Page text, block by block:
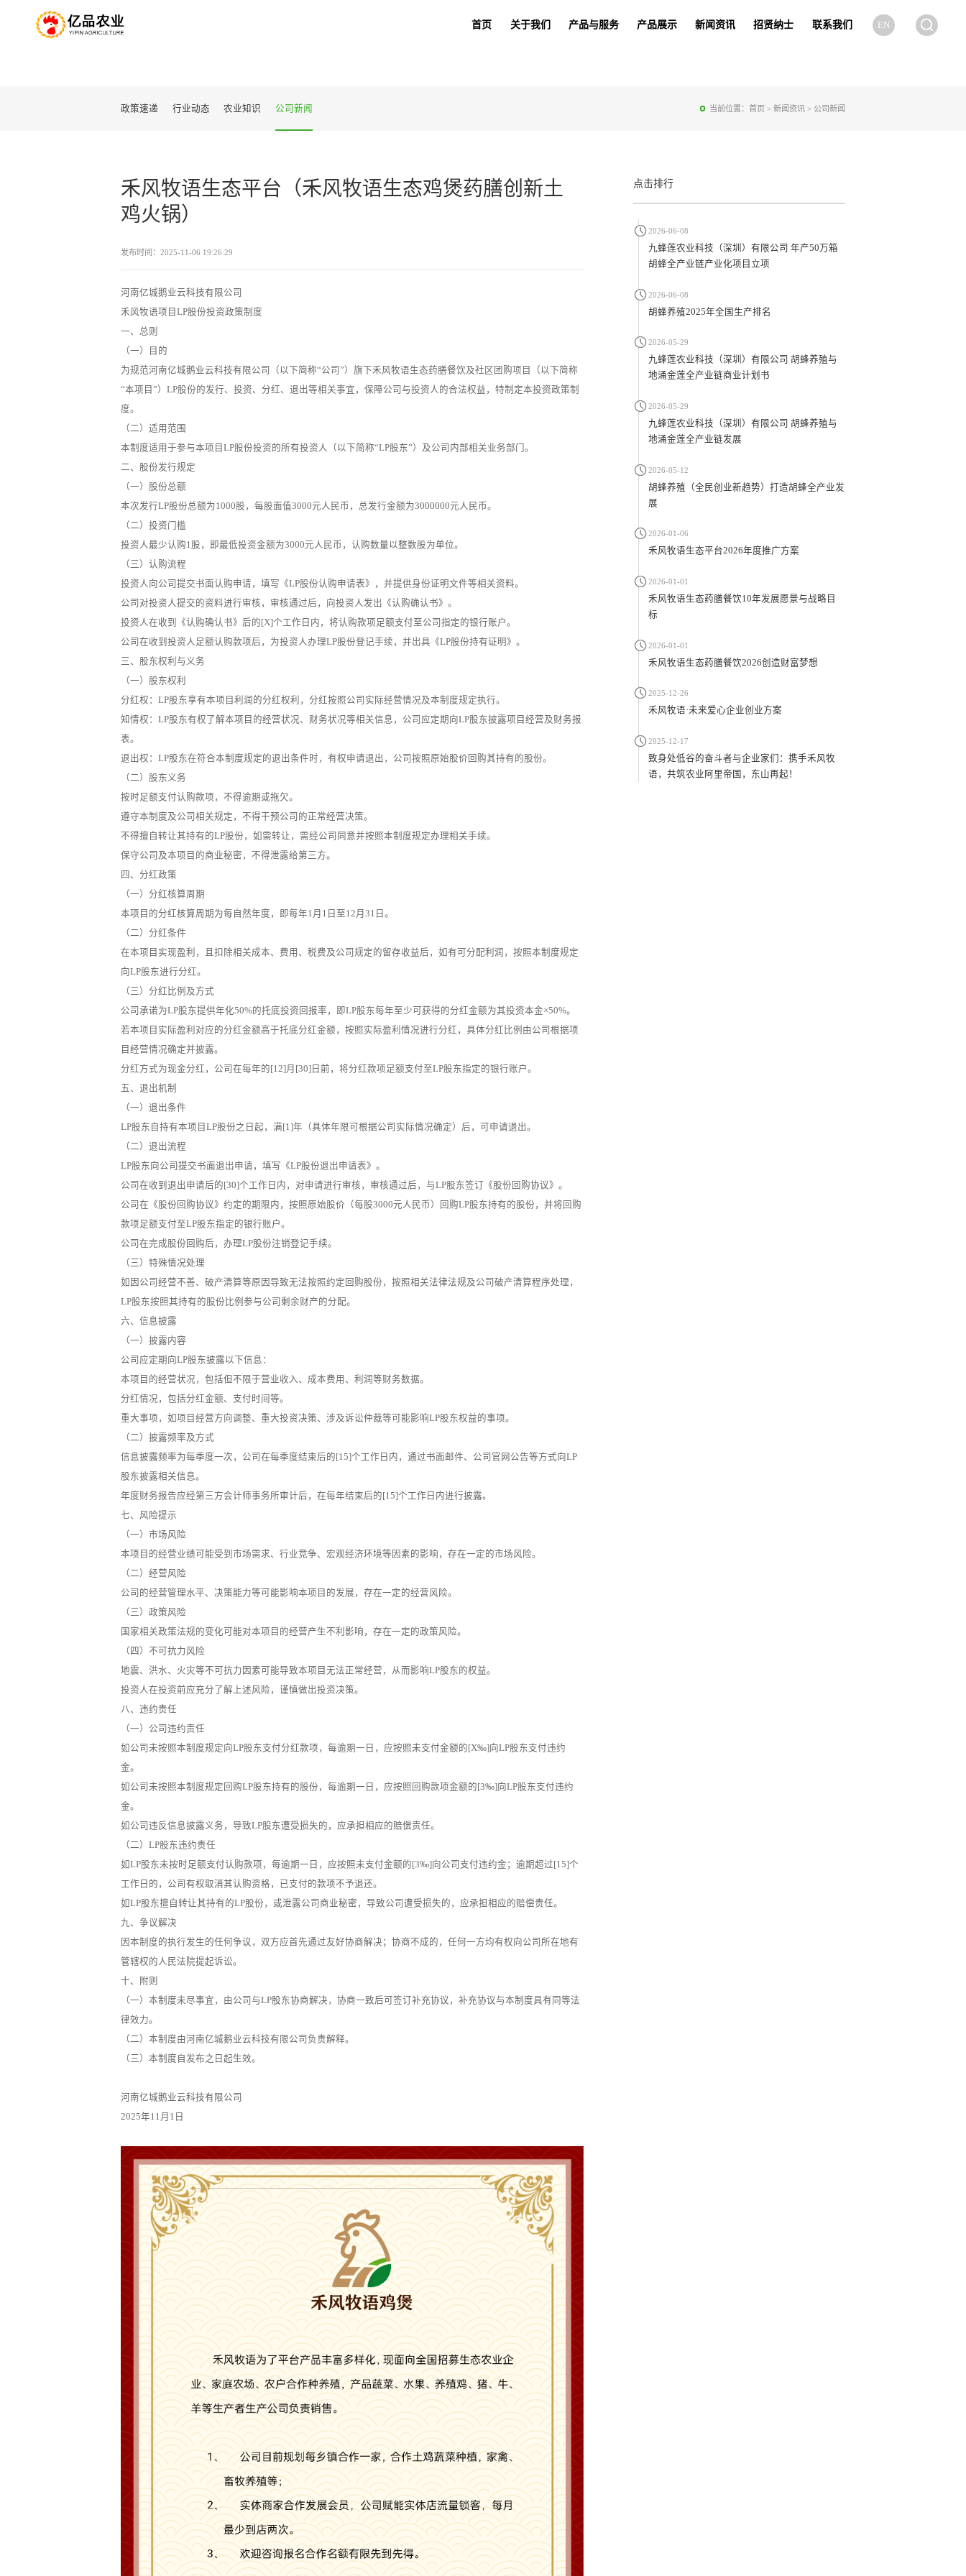
首页 关于我们 产品与服务 产品展示 新闻资讯 招贤纳士 联系我们 EN
政策速递 行业动态 农业知识 公司新闻 当前位置： 首页 > 新闻资讯 > 公司新闻
禾风牧语生态平台（禾风牧语生态鸡煲药膳创新土
鸡火锅）
发布时间：2025-11-06 19:26:29
河南亿城鹅业云科技有限公司
禾风牧语项目LP股份投资政策制度
一、总则
（一）目的
为规范河南亿城鹅业云科技有限公司（以下简称“公司”）旗下禾风牧语生态药膳餐饮及社区团购项目（以下简称
“本项目”）LP股份的发行、投资、分红、退出等相关事宜，保障公司与投资人的合法权益，特制定本投资政策制
度。
（二）适用范围
本制度适用于参与本项目LP股份投资的所有投资人（以下简称“LP股东”）及公司内部相关业务部门。
二、股份发行规定
（一）股份总额
本次发行LP股份总额为1000股，每股面值3000元人民币，总发行金额为3000000元人民币。
（二）投资门槛
投资人最少认购1股，即最低投资金额为3000元人民币，认购数量以整数股为单位。
（三）认购流程
投资人向公司提交书面认购申请，填写《LP股份认购申请表》，并提供身份证明文件等相关资料。
公司对投资人提交的资料进行审核，审核通过后，向投资人发出《认购确认书》。
投资人在收到《认购确认书》后的[X]个工作日内，将认购款项足额支付至公司指定的银行账户。
公司在收到投资人足额认购款项后，为投资人办理LP股份登记手续，并出具《LP股份持有证明》。
三、股东权利与义务
（一）股东权利
分红权：LP股东享有本项目利润的分红权利，分红按照公司实际经营情况及本制度规定执行。
知情权：LP股东有权了解本项目的经营状况、财务状况等相关信息，公司应定期向LP股东披露项目经营及财务报
表。
退出权：LP股东在符合本制度规定的退出条件时，有权申请退出，公司按照原始股价回购其持有的股份。
（二）股东义务
按时足额支付认购款项，不得逾期或拖欠。
遵守本制度及公司相关规定，不得干预公司的正常经营决策。
不得擅自转让其持有的LP股份，如需转让，需经公司同意并按照本制度规定办理相关手续。
保守公司及本项目的商业秘密，不得泄露给第三方。
四、分红政策
（一）分红核算周期
本项目的分红核算周期为每自然年度，即每年1月1日至12月31日。
（二）分红条件
在本项目实现盈利，且扣除相关成本、费用、税费及公司规定的留存收益后，如有可分配利润，按照本制度规定
向LP股东进行分红。
（三）分红比例及方式
公司承诺为LP股东提供年化50%的托底投资回报率，即LP股东每年至少可获得的分红金额为其投资本金×50%。
若本项目实际盈利对应的分红金额高于托底分红金额，按照实际盈利情况进行分红，具体分红比例由公司根据项
目经营情况确定并披露。
分红方式为现金分红，公司在每年的[12]月[30]日前，将分红款项足额支付至LP股东指定的银行账户。
五、退出机制
（一）退出条件
LP股东自持有本项目LP股份之日起，满[1]年（具体年限可根据公司实际情况确定）后，可申请退出。
（二）退出流程
LP股东向公司提交书面退出申请，填写《LP股份退出申请表》。
公司在收到退出申请后的[30]个工作日内，对申请进行审核，审核通过后，与LP股东签订《股份回购协议》。
公司在《股份回购协议》约定的期限内，按照原始股价（每股3000元人民币）回购LP股东持有的股份，并将回购
款项足额支付至LP股东指定的银行账户。
公司在完成股份回购后，办理LP股份注销登记手续。
（三）特殊情况处理
如因公司经营不善、破产清算等原因导致无法按照约定回购股份，按照相关法律法规及公司破产清算程序处理，
LP股东按照其持有的股份比例参与公司剩余财产的分配。
六、信息披露
（一）披露内容
公司应定期向LP股东披露以下信息：
本项目的经营状况，包括但不限于营业收入、成本费用、利润等财务数据。
分红情况，包括分红金额、支付时间等。
重大事项，如项目经营方向调整、重大投资决策、涉及诉讼仲裁等可能影响LP股东权益的事项。
（二）披露频率及方式
信息披露频率为每季度一次，公司在每季度结束后的[15]个工作日内，通过书面邮件、公司官网公告等方式向LP
股东披露相关信息。
年度财务报告应经第三方会计师事务所审计后，在每年结束后的[15]个工作日内进行披露。
七、风险提示
（一）市场风险
本项目的经营业绩可能受到市场需求、行业竞争、宏观经济环境等因素的影响，存在一定的市场风险。
（二）经营风险
公司的经营管理水平、决策能力等可能影响本项目的发展，存在一定的经营风险。
（三）政策风险
国家相关政策法规的变化可能对本项目的经营产生不利影响，存在一定的政策风险。
（四）不可抗力风险
地震、洪水、火灾等不可抗力因素可能导致本项目无法正常经营，从而影响LP股东的权益。
投资人在投资前应充分了解上述风险，谨慎做出投资决策。
八、违约责任
（一）公司违约责任
如公司未按照本制度规定向LP股东支付分红款项，每逾期一日，应按照未支付金额的[X‰]向LP股东支付违约
金。
如公司未按照本制度规定回购LP股东持有的股份，每逾期一日，应按照回购款项金额的[3‰]向LP股东支付违约
金。
如公司违反信息披露义务，导致LP股东遭受损失的，应承担相应的赔偿责任。
（二）LP股东违约责任
如LP股东未按时足额支付认购款项，每逾期一日，应按照未支付金额的[3‰]向公司支付违约金；逾期超过[15]个
工作日的，公司有权取消其认购资格，已支付的款项不予退还。
如LP股东擅自转让其持有的LP股份，或泄露公司商业秘密，导致公司遭受损失的，应承担相应的赔偿责任。
九、争议解决
因本制度的执行发生的任何争议，双方应首先通过友好协商解决；协商不成的，任何一方均有权向公司所在地有
管辖权的人民法院提起诉讼。
十、附则
（一）本制度未尽事宜，由公司与LP股东协商解决，协商一致后可签订补充协议，补充协议与本制度具有同等法
律效力。
（二）本制度由河南亿城鹅业云科技有限公司负责解释。
（三）本制度自发布之日起生效。
河南亿城鹅业云科技有限公司
2025年11月1日
点击排行
2026-06-08
九蜂莲农业科技（深圳）有限公司 年产50万箱
胡蜂全产业链产业化项目立项
2026-06-08
胡蜂养殖2025年全国生产排名
2026-05-29
九蜂莲农业科技（深圳）有限公司 胡蜂养殖与
地涌金莲全产业链商业计划书
2026-05-29
九蜂莲农业科技（深圳）有限公司 胡蜂养殖与
地涌金莲全产业链发展
2026-05-12
胡蜂养殖（全民创业新趋势）打造胡蜂全产业发
展
2026-01-06
禾风牧语生态平台2026年度推广方案
2026-01-01
禾风牧语生态药膳餐饮10年发展愿景与战略目
标
2026-01-01
禾风牧语生态药膳餐饮2026创造财富梦想
2025-12-26
禾风牧语·未来爱心企业创业方案
2025-12-17
致身处低谷的奋斗者与企业家们：携手禾风牧
语，共筑农业阿里帝国，东山再起！